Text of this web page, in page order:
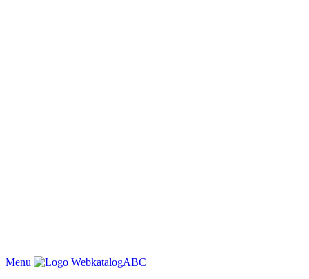
Menu
WebkatalogABC